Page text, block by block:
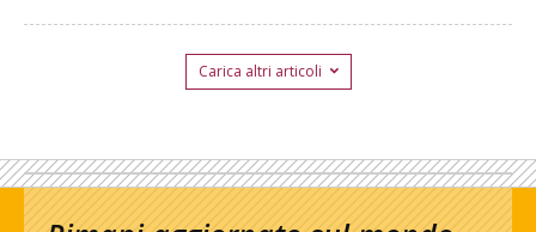
Carica altri articoli